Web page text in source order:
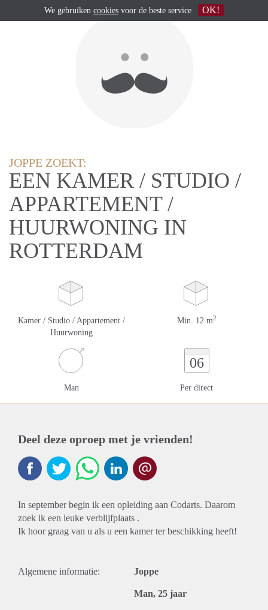
JOPPE ZOEKT:
EEN KAMER / STUDIO /
APPARTEMENT /
HUURWONING IN
ROTTERDAM
Kamer / Studio / Appartement /
Huurwoning
Min. 12 m2
Man
06
Per direct
Deel deze oproep met je vrienden!
In september begin ik een opleiding aan Codarts. Daarom
zoek ik een leuke verblijfplaats .
Ik hoor graag van u als u een kamer ter beschikking heeft!
Algemene informatie: Joppe
Man, 25 jaar
We gebruiken cookies voor de beste service OK!